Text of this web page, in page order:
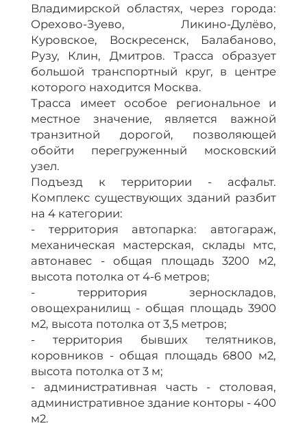
Владимирской областях, через города:
Орехово-Зуево, Ликино-Дулёво,
Куровское, Воскресенск, Балабаново,
Рузу, Клин, Дмитров. Трасса образует
большой транспортный круг, в центре
которого находится Москва.
Трасса имеет особое региональное и
местное значение, является важной
транзитной дорогой, позволяющей
обойти перегруженный московский
узел.
Подъезд к территории - асфальт.
Комплекс существующих зданий разбит
на 4 категории:
- территория автопарка: автогараж,
механическая мастерская, склады мтс,
автонавес - общая площадь 3200 м2,
высота потолка от 4-6 метров;
- территория зерноскладов,
овощехранилищ - общая площадь 3900
м2, высота потолка от 3,5 метров;
- территория бывших телятников,
коровников - общая площадь 6800 м2,
высота потолка от 3 м;
- административная часть - столовая,
административное здание конторы - 400
м2.